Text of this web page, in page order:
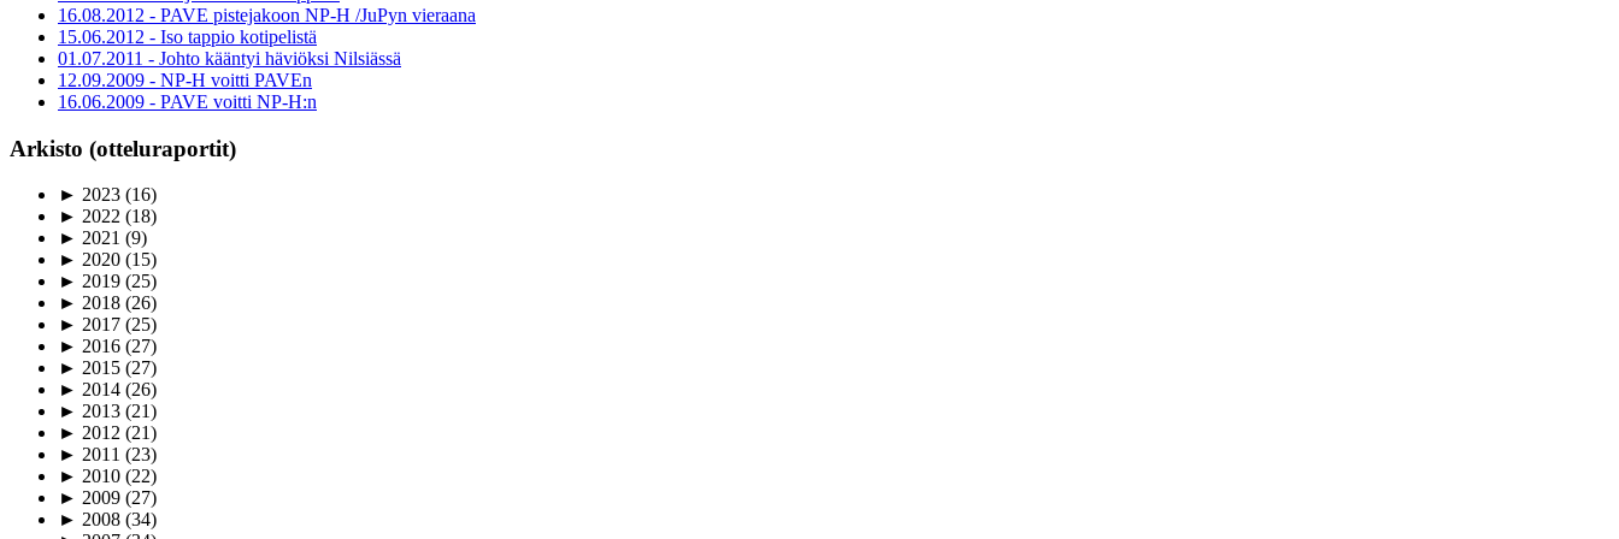
16.08.2012 - PAVE pistejakoon NP-H /JuPyn vieraana
15.06.2012 - Iso tappio kotipelistä
01.07.2011 - Johto kääntyi häviöksi Nilsiässä
12.09.2009 - NP-H voitti PAVEn
16.06.2009 - PAVE voitti NP-H:n
Arkisto (otteluraportit)
► 2023 (16)
► 2022 (18)
► 2021 (9)
► 2020 (15)
► 2019 (25)
► 2018 (26)
► 2017 (25)
► 2016 (27)
► 2015 (27)
► 2014 (26)
► 2013 (21)
► 2012 (21)
► 2011 (23)
► 2010 (22)
► 2009 (27)
► 2008 (34)